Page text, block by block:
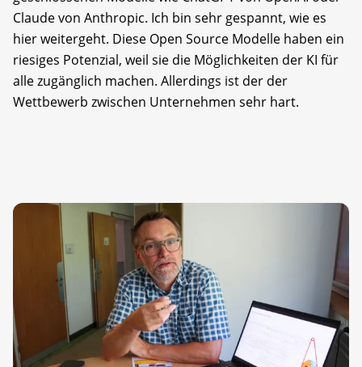
Claude von Anthropic. Ich bin sehr gespannt, wie es
hier weitergeht. Diese Open Source Modelle haben ein
riesiges Potenzial, weil sie die Möglichkeiten der KI für
alle zugänglich machen. Allerdings ist der der
Wettbewerb zwischen Unternehmen sehr hart.